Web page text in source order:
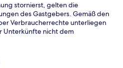
stornierst, gelten die
des Gastgebers. Gemäß den
Verbraucherrechte unterliegen
Unterkünfte nicht dem